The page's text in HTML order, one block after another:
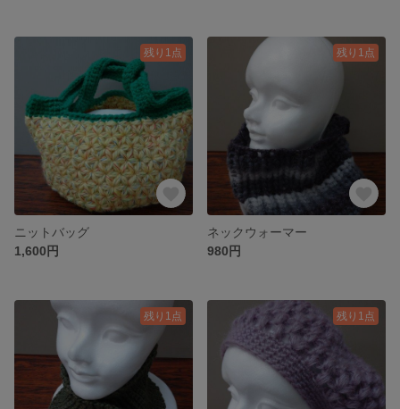
残り1点
ニットバッグ
1,600円
残り1点
ネックウォーマー
980円
残り1点 残り1点